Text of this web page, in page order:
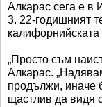
Алкарас сега е в
3. 22-годишният
калифорнийската
„Просто съм
Алкарас.
продължи, иначе
щастлив да видя